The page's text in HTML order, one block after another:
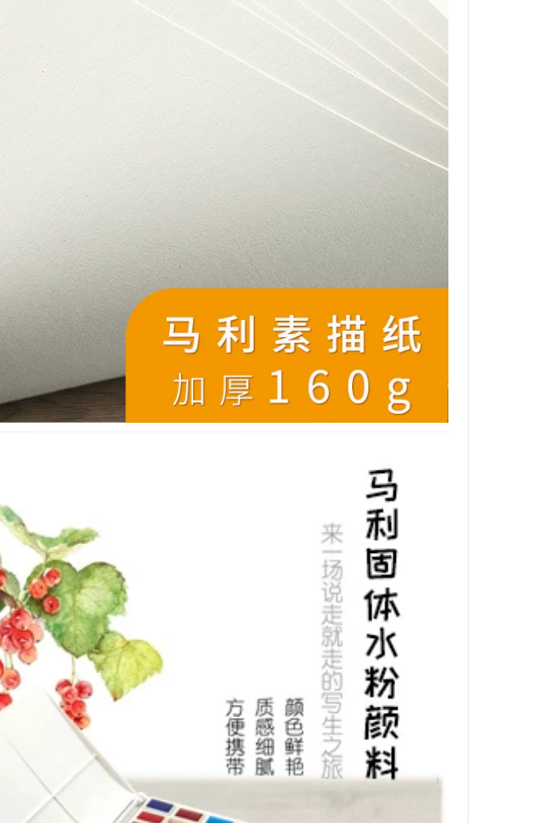
Băng keo 3M2308
nhiệt độ cao, dễ xé,
dính liền mạch xé
băng washi nghệ
thuật sinh viên nghệ
thuật đặc biệt bức
217,000
Băng che 3J có thể
được viết mà không
để lại tay rách học
sinh nghệ thuật đặc
biệt bán buôn xe
hơi phun sơn trang
trí trang trí mặt nạ
làm đẹp đường may
màu nước bức
tranh vẽ phác thảo
sơn màu tách băng
giấy Mỹ băng keo
giấy màu
266,000
Băng che Huajiu
không để lại bất kỳ
băng giấy nào còn
lại, học sinh vẽ tay
và học sinh mỹ
thuật băng che đặc
biệt, nhiều loại khổ
rộng có thể tự do
lựa chọn băng keo
ghi chú